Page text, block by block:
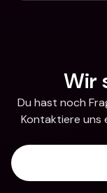
Wir
Du hast noch
Kontaktiere uns